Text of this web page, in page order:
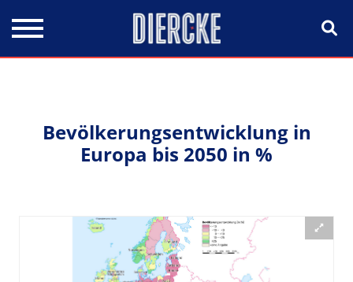
Bevölkerungsentwicklung in
Europa bis 2050 in %